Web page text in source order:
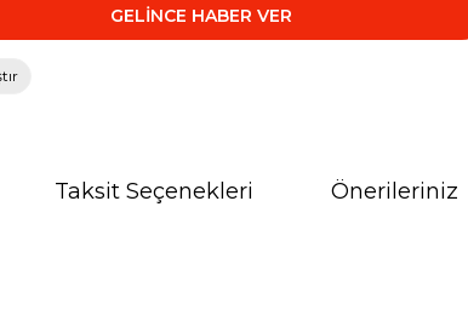
GELİNCE HABER VER
Taksit Seçenekleri Önerileriniz